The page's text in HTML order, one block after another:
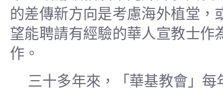
的差傳新方向是考慮海外植堂
望能聘請有經驗的華人宣教士作
作。
三十多年來，「華基教會」